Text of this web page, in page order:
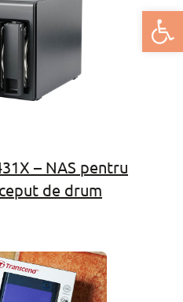
Deschide
– NAS pentru
de drum